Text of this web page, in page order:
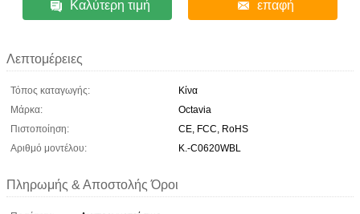
Καλύτερη τιμή επαφή
Λεπτομέρειες
Τόπος καταγωγής:
Κίνα
Μάρκα:
Octavia
Πιστοποίηση:
CE, FCC, RoHS
Αριθμό μοντέλου:
Κ.-C0620WBL
Πληρωμής & Αποστολής Όροι